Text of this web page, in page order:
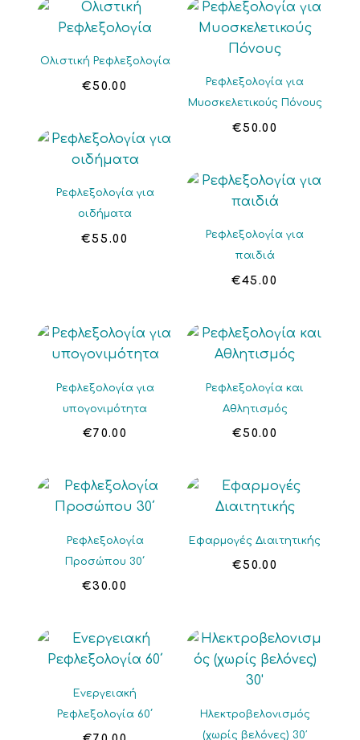
Ολιστική Ρεφλεξολογία
€50.00
Ρεφλεξολογία για
Μυοσκελετικούς Πόνους
€50.00
Ρεφλεξολογία για
οιδήματα
€55.00
Ρεφλεξολογία για
παιδιά
€45.00
Ρεφλεξολογία για
υπογονιμότητα
€70.00
Ρεφλεξολογία και
Αθλητισμός
€50.00
Ρεφλεξολογία
Προσώπου 30΄
€30.00
Εφαρμογές Διαιτητικής
€50.00
Ενεργειακή
Ρεφλεξολογία 60΄
Ηλεκτροβελονισμός
(χωρίς βελόνες) 30′